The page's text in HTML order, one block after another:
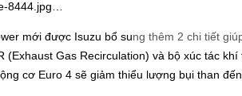
mới được Isuzu bổ sung thêm 2 chi tiết
Gas Recirculation) và bộ xúc tác
cơ Euro 4 sẽ giảm thiểu lượng bụi than